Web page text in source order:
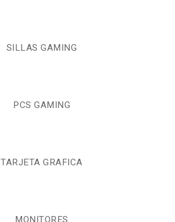
SILLAS GAMING
PCS GAMING
TARJETA GRAFICA